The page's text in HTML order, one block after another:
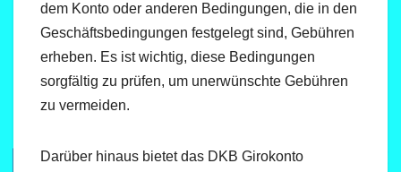
dem Konto oder anderen Bedingungen, die in den
Geschäftsbedingungen festgelegt sind, Gebühren
erheben. Es ist wichtig, diese Bedingungen
sorgfältig zu prüfen, um unerwünschte Gebühren
zu vermeiden.
Darüber hinaus bietet das DKB Girokonto